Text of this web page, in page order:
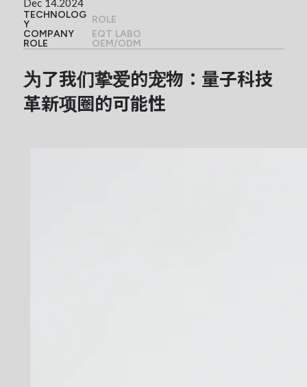
TECHNOLOG
Y
ROLE
COMPANY
EQT LABO
ROLE
OEM/ODM
Dec 14.2024
为了我们挚爱的宠物：量子科技
革新项圈的可能性